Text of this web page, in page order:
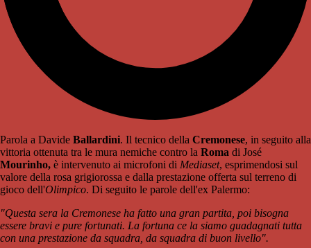
Parola a Davide Ballardini. Il tecnico della Cremonese, in seguito alla
vittoria ottenuta tra le mura nemiche contro la Roma di José
Mourinho, è intervenuto ai microfoni di Mediaset, esprimendosi sul
valore della rosa grigiorossa e dalla prestazione offerta sul terreno di
gioco dell'Olimpico. Di seguito le parole dell'ex Palermo:
"Questa sera la Cremonese ha fatto una gran partita, poi bisogna
essere bravi e pure fortunati. La fortuna ce la siamo guadagnati tutta
con una prestazione da squadra, da squadra di buon livello".